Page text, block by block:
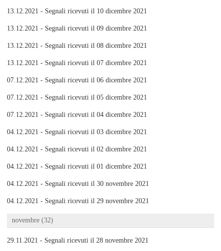
13.12.2021 - Segnali ricevuti il 10 dicembre 2021
13.12.2021 - Segnali ricevuti il 09 dicembre 2021
13.12.2021 - Segnali ricevuti il 08 dicembre 2021
13.12.2021 - Segnali ricevuti il 07 dicembre 2021
07.12.2021 - Segnali ricevuti il 06 dicembre 2021
07.12.2021 - Segnali ricevuti il 05 dicembre 2021
07.12.2021 - Segnali ricevuti il 04 dicembre 2021
04.12.2021 - Segnali ricevuti il 03 dicembre 2021
04.12.2021 - Segnali ricevuti il 02 dicembre 2021
04.12.2021 - Segnali ricevuti il 01 dicembre 2021
04.12.2021 - Segnali ricevuti il 30 novembre 2021
04.12.2021 - Segnali ricevuti il 29 novembre 2021
novembre (32)
29.11.2021 - Segnali ricevuti il 28 novembre 2021